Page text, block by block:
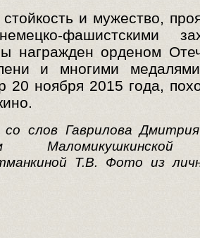
и мужество,
фашистскими
награжден орденом
и многими
20 ноября 2015 года,
со слов Гаврилова
Маломикушкинской
Т.В. Фото из